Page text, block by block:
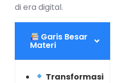
di era digital.
Garis Besar
Materi
Transformasi